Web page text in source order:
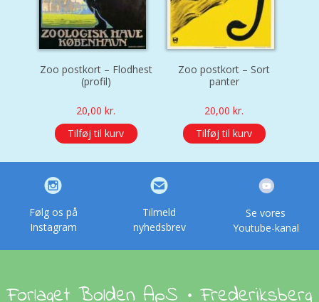
Zoo postkort – Flodhest
(profil)
20,00kr.
Tilføj til kurv
Zoo postkort – Sort
panter
20,00kr.
Tilføj til kurv
Følg os på
Instagram
Tilmeld
nyhedsbrev
Se vores
Youtube-kanal
Forlaget Bolden ApS • Frederiksberg